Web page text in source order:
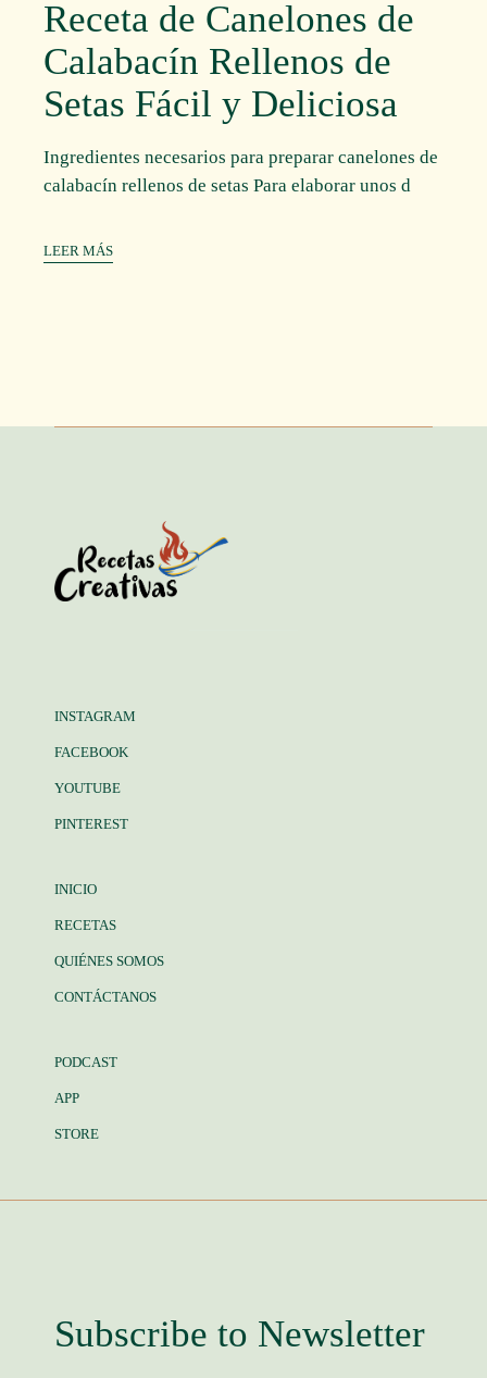
Receta de Canelones de
Calabacín Rellenos de
Setas Fácil y Deliciosa
Ingredientes necesarios para preparar canelones de
calabacín rellenos de setas Para elaborar unos d
LEER MÁS
INSTAGRAM
FACEBOOK
YOUTUBE
PINTEREST
INICIO
RECETAS
QUIÉNES SOMOS
CONTÁCTANOS
PODCAST
APP
STORE
Subscribe to Newsletter